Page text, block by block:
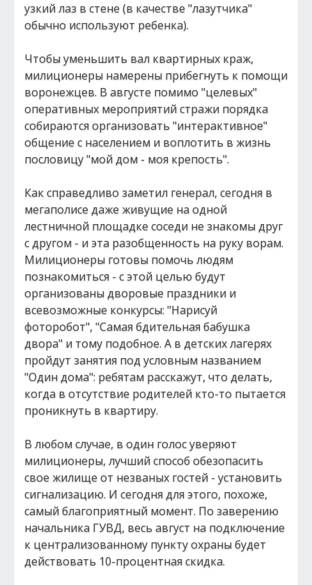
узкий лаз в стене (в качестве "лазутчика"
обычно используют ребенка).
Чтобы уменьшить вал квартирных краж,
милиционеры намерены прибегнуть к помощи
воронежцев. В августе помимо "целевых"
оперативных мероприятий стражи порядка
собираются организовать "интерактивное"
общение с населением и воплотить в жизнь
пословицу "мой дом - моя крепость".
Как справедливо заметил генерал, сегодня в
мегаполисе даже живущие на одной
лестничной площадке соседи не знакомы друг
с другом - и эта разобщенность на руку ворам.
Милиционеры готовы помочь людям
познакомиться - с этой целью будут
организованы дворовые праздники и
всевозможные конкурсы: "Нарисуй
фоторобот", "Самая бдительная бабушка
двора" и тому подобное. А в детских лагерях
пройдут занятия под условным названием
"Один дома": ребятам расскажут, что делать,
когда в отсутствие родителей кто-то пытается
проникнуть в квартиру.
В любом случае, в один голос уверяют
милиционеры, лучший способ обезопасить
свое жилище от незваных гостей - установить
сигнализацию. И сегодня для этого, похоже,
самый благоприятный момент. По заверению
начальника ГУВД, весь август на подключение
к централизованному пункту охраны будет
действовать 10-процентная скидка.